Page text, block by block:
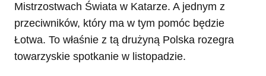
Mistrzostwach Świata w Katarze. A jednym z
przeciwników, który ma w tym pomóc będzie
Łotwa. To właśnie z tą drużyną Polska rozegra
towarzyskie spotkanie w listopadzie.